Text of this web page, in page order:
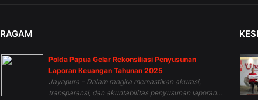
RAGAM
Polda Papua Gelar Rekonsiliasi Penyusunan
Laporan Keuangan Tahunan 2025
Jayapura – Dalam rangka memastikan akurasi,
transparansi, dan akuntabilitas penyusunan laporan...